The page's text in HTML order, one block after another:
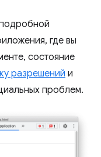
где вы
состояние
разрешений и
проблем.